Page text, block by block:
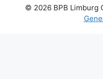
© 2026 BPB Limburg